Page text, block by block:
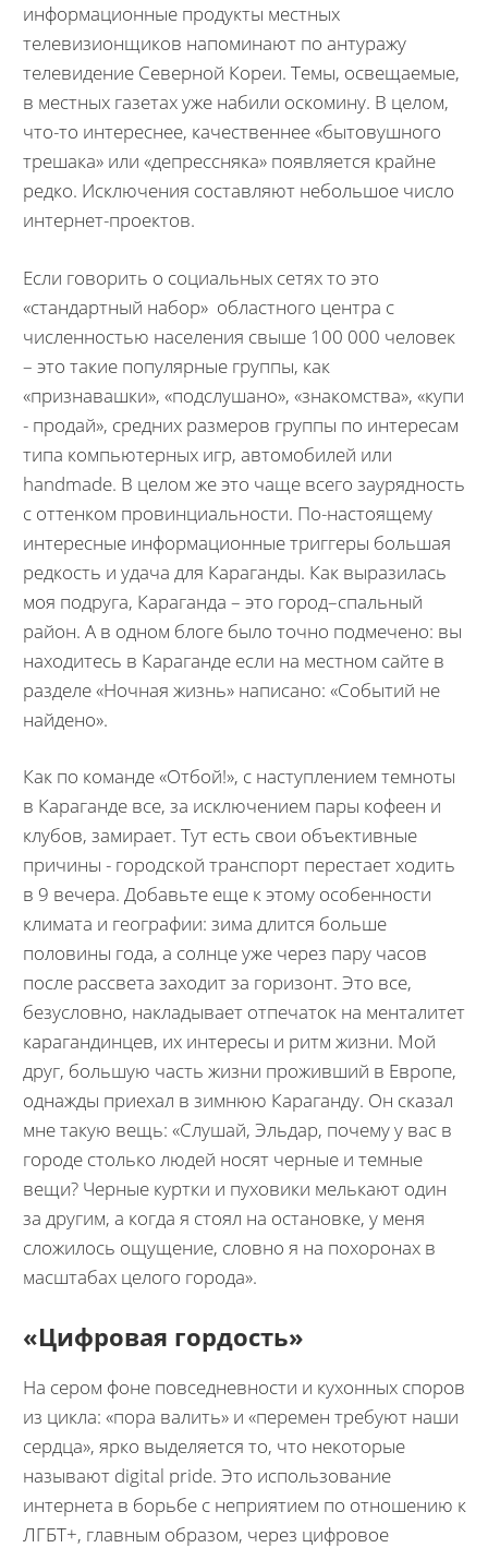
информационные продукты местных
телевизионщиков напоминают по антуражу
телевидение Северной Кореи. Темы, освещаемые,
в местных газетах уже набили оскомину. В целом,
что-то интереснее, качественнее «бытовушного
трешака» или «депрессняка» появляется крайне
редко. Исключения составляют небольшое число
интернет-проектов.
Если говорить о социальных сетях то это
«стандартный набор» областного центра с
численностью населения свыше 100 000 человек
– это такие популярные группы, как
«признавашки», «подслушано», «знакомства», «купи
- продай», средних размеров группы по интересам
типа компьютерных игр, автомобилей или
handmade. В целом же это чаще всего заурядность
с оттенком провинциальности. По-настоящему
интересные информационные триггеры большая
редкость и удача для Караганды. Как выразилась
моя подруга, Караганда – это город–спальный
район. А в одном блоге было точно подмечено: вы
находитесь в Караганде если на местном сайте в
разделе «Ночная жизнь» написано: «Событий не
найдено».
Как по команде «Отбой!», с наступлением темноты
в Караганде все, за исключением пары кофеен и
клубов, замирает. Тут есть свои объективные
причины - городской транспорт перестает ходить
в 9 вечера. Добавьте еще к этому особенности
климата и географии: зима длится больше
половины года, а солнце уже через пару часов
после рассвета заходит за горизонт. Это все,
безусловно, накладывает отпечаток на менталитет
карагандинцев, их интересы и ритм жизни. Мой
друг, большую часть жизни проживший в Европе,
однажды приехал в зимнюю Караганду. Он сказал
мне такую вещь: «Слушай, Эльдар, почему у вас в
городе столько людей носят черные и темные
вещи? Черные куртки и пуховики мелькают один
за другим, а когда я стоял на остановке, у меня
сложилось ощущение, словно я на похоронах в
масштабах целого города».
«Цифровая гордость»
На сером фоне повседневности и кухонных споров
из цикла: «пора валить» и «перемен требуют наши
сердца», ярко выделяется то, что некоторые
называют digital pride. Это использование
интернета в борьбе с неприятием по отношению к
ЛГБТ+, главным образом, через цифровое